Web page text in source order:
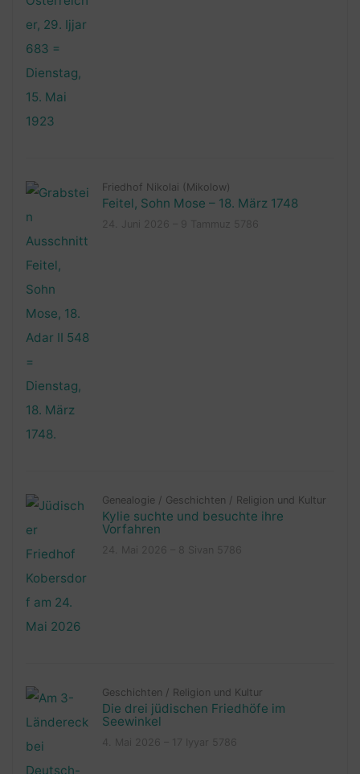
Friedhof Nikolai (Mikolow)
Feitel, Sohn Mose – 18. März 1748
Genealogie / Geschichten / Religion und Kultur
Kylie suchte und besuchte ihre
Vorfahren
Geschichten / Religion und Kultur
Die drei jüdischen Friedhöfe im
Seewinkel